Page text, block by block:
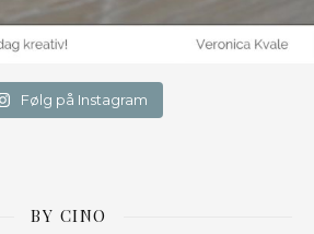
Følg på Instagram
BY CINO